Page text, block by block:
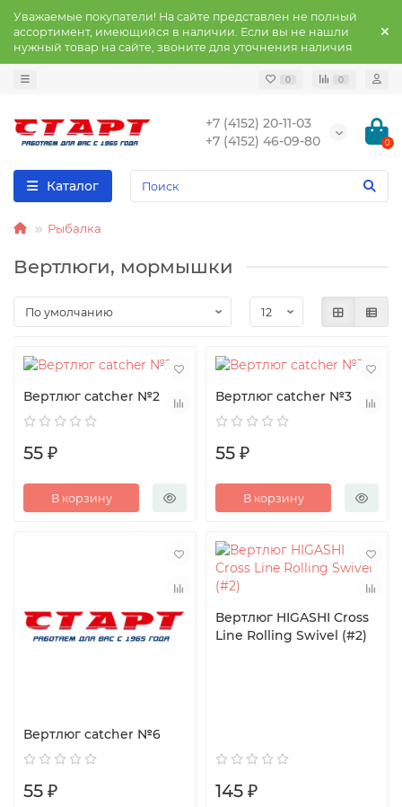
Уважаемые покупатели! На сайте представлен не полный
ассортимент, имеющийся в наличии. Если вы не нашли
нужный товар на сайте, звоните для уточнения наличия
0 0
+7 (4152) 20-11-03
+7 (4152) 46-09-80
0
Каталог
Рыбалка
Вертлюги, мормышки
Вертлюг catcher №2
55 ₽
В корзину
Вертлюг catcher №3
55 ₽
В корзину
Вертлюг catcher №6
55 ₽
Вертлюг HIGASHI Cross
Line Rolling Swivel (#2)
145 ₽